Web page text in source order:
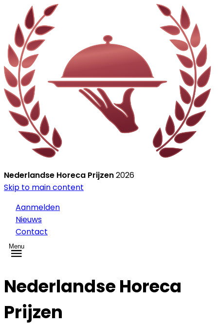
Nederlandse Horeca Prijzen2026
Skip to main content
Aanmelden
Nieuws
Contact
Menu
Nederlandse Horeca
Prijzen